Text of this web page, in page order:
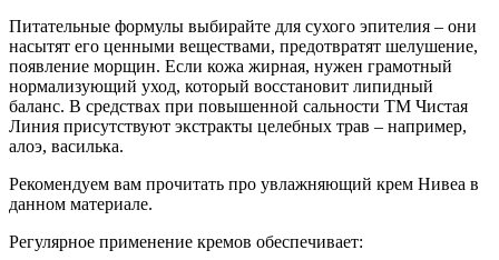
Питательные формулы выбирайте для сухого эпителия – они
насытят его ценными веществами, предотвратят шелушение,
появление морщин. Если кожа жирная, нужен грамотный
нормализующий уход, который восстановит липидный
баланс. В средствах при повышенной сальности ТМ Чистая
Линия присутствуют экстракты целебных трав – например,
алоэ, василька.
Рекомендуем вам прочитать про увлажняющий крем Нивеа в
данном материале.
Регулярное применение кремов обеспечивает: